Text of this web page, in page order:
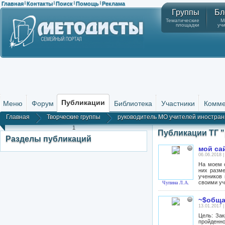
Главная | Контакты | Поиск | Помощь | Реклама
Группы
Тематические
площадки
Меню Форум Публикации Библиотека Участники
Главная Творческие группы руководитель МО учителей
1
Разделы публикаций
Публикации ТГ
Чупина Л.А.
мой
06.06.2018 |
На моем
них
своими
13.01.2017
Цель: